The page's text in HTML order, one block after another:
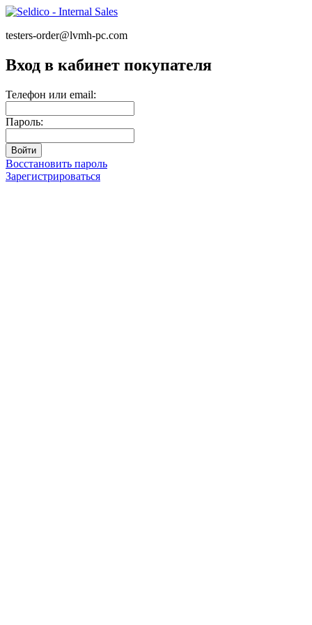
testers-order@lvmh-pc.com
Вход в кабинет покупателя
Телефон или email:
Пароль:
Восстановить пароль
Зарегистрироваться